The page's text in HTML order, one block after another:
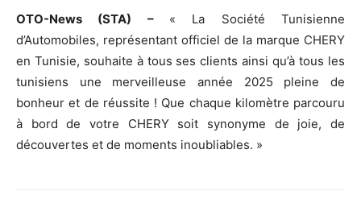
OTO-News (STA) – « La Société Tunisienne
d’Automobiles, représentant officiel de la marque CHERY
en Tunisie, souhaite à tous ses clients ainsi qu’à tous les
tunisiens une merveilleuse année 2025 pleine de
bonheur et de réussite ! Que chaque kilomètre parcouru
à bord de votre CHERY soit synonyme de joie, de
découvertes et de moments inoubliables. »